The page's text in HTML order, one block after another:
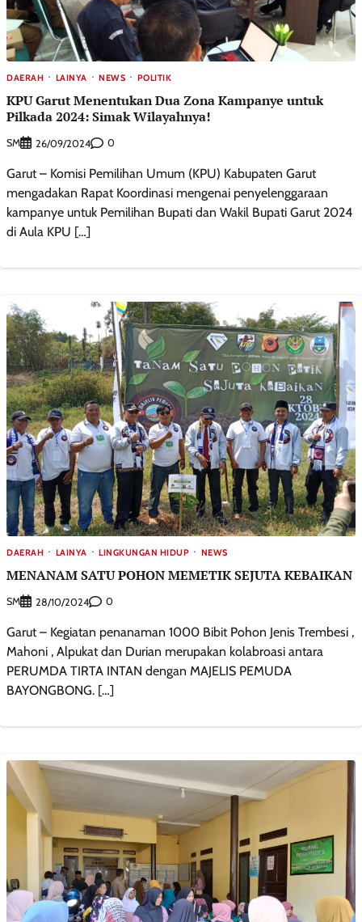
DAERAH LAINYA NEWS POLITIK
KPU Garut Menentukan Dua Zona Kampanye untuk
Pilkada 2024: Simak Wilayahnya!
SM 26/09/2024 0
Garut – Komisi Pemilihan Umum (KPU) Kabupaten Garut
mengadakan Rapat Koordinasi mengenai penyelenggaraan
kampanye untuk Pemilihan Bupati dan Wakil Bupati Garut 2024
di Aula KPU […]
DAERAH LAINYA LINGKUNGAN HIDUP NEWS
MENANAM SATU POHON MEMETIK SEJUTA KEBAIKAN
SM 28/10/2024 0
Garut – Kegiatan penanaman 1000 Bibit Pohon Jenis Trembesi ,
Mahoni , Alpukat dan Durian merupakan kolabroasi antara
PERUMDA TIRTA INTAN dengan MAJELIS PEMUDA
BAYONGBONG. […]